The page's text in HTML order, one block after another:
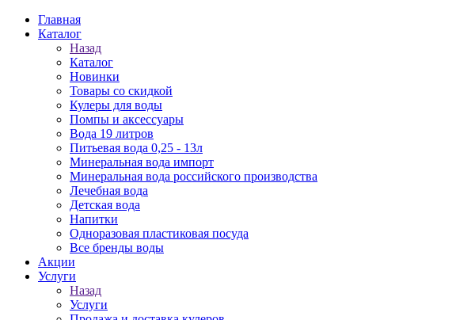
Главная
Каталог
Назад
Каталог
Новинки
Товары со скидкой
Кулеры для воды
Помпы и аксессуары
Вода 19 литров
Питьевая вода 0,25 - 13л
Минеральная вода импорт
Минеральная вода российского производства
Лечебная вода
Детская вода
Напитки
Одноразовая пластиковая посуда
Все бренды воды
Акции
Услуги
Назад
Услуги